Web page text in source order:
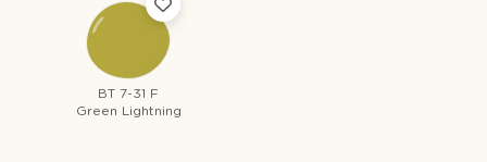
BT 7-31 F
Green Lightning